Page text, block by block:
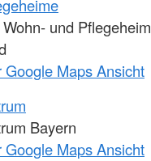
und Pflegeheim
Google Maps Ansicht
Bayern
Google Maps Ansicht